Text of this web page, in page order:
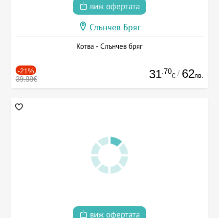
виж офертата
Слънчев Бряг
Котва - Слънчев бряг
-21%
39.88€ 31.70
€ / 62лв.
виж офертата